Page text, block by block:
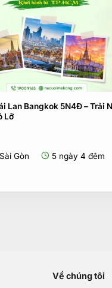
Lan Bangkok 5N4Đ – Trải
Lỡ
Sài Gòn
5 ngày 4 đêm
Về chúng tôi